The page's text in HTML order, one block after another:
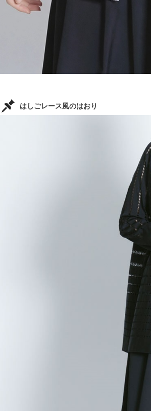
はしごレース風のはおり